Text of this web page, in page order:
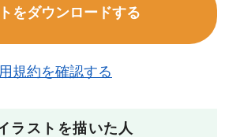
をダウンロードする
規約を確認する
ラストを描いた人